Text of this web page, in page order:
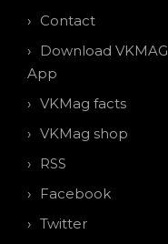
Contact
Download VKMAG
App
VKMag facts
VKMag shop
RSS
Facebook
Twitter